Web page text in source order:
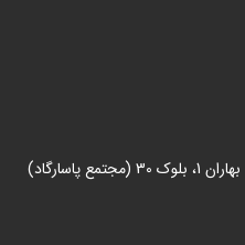
تهران، بازار آهن شادآباد، مجتمع بهاران 1، بلوک 30 (مجتمع پاسارگاد)